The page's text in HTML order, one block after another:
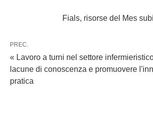
Fials, risorse del Mes
PREC.
« Lavoro a turni nel settore
lacune di conoscenza e promuovere
pratica